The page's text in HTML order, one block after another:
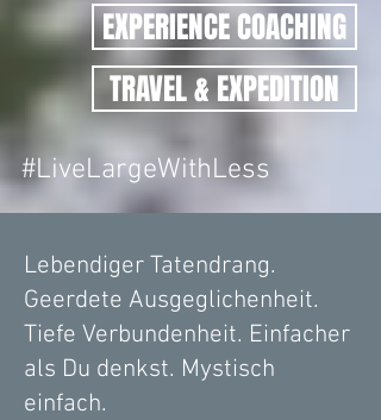
EXPERIENCE COACHING
TRAVEL & EXPEDITION
#LiveLargeWithLess
Lebendiger Tatendrang.
Geerdete Ausgeglichenheit.
Tiefe Verbundenheit. Einfacher
als Du denkst. Mystisch
einfach.